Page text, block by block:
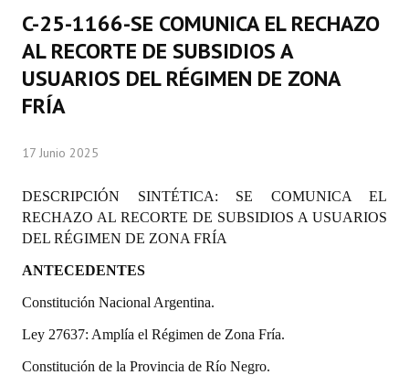
Integrantes del Concejo
Comisiones Permanentes
Comisiones Especiales
Concejales Mandato Cumplido
Programas
LEGISLACIÓN
Constitución Nacional
C-25-1166-SE COMUNICA EL RECHAZO
AL RECORTE DE SUBSIDIOS A
USUARIOS DEL RÉGIMEN DE ZONA
FRÍA
17 Junio 2025
DESCRIPCIÓN SINTÉTICA: SE COMUNICA EL
RECHAZO AL RECORTE DE SUBSIDIOS A USUARIOS
DEL RÉGIMEN DE ZONA FRÍA
ANTECEDENTES
Constitución Nacional Argentina.
Ley 27637: Amplía el Régimen de Zona Fría.
Constitución de la Provincia de Río Negro.